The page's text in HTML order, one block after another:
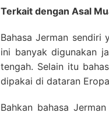
Terkait dengan Asal
Bahasa Jerman sendiri
ini banyak digunakan
tengah. Selain itu
dipakai di dataran
Bahkan bahasa